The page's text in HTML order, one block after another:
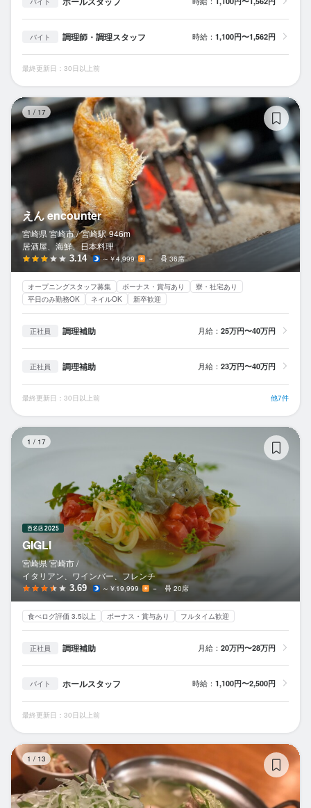
バイト 調理師・調理スタッフ 時給： 1,100円〜1,562円
最終更新日：30日以上前
1 / 17
えん encounter
宮崎県 宮崎市 / 宮崎駅 946m
居酒屋、海鮮、日本料理
3.14 ～￥4,999 － 36席
オープニングスタッフ募集 ボーナス・賞与あり
寮・社宅あり
平日のみ勤務OK
ネイルOK 新卒歓迎
正社員 調理補助 月給： 25万円〜40万円
正社員 調理補助 月給： 23万円〜40万円
最終更新日：30日以上前 他7件
1 / 17
GIGLI
宮崎県 宮崎市 /
イタリアン、ワインバー、フレンチ
3.69 ～￥19,999 － 20席
食べログ評価 3.5以上 ボーナス・賞与あり フルタイム歓迎
正社員 調理補助 月給： 20万円〜28万円
バイト ホールスタッフ 時給： 1,100円〜2,500円
最終更新日：30日以上前
1 / 13